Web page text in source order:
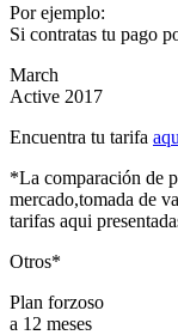
Por ejemplo:
Si contratas tu pago
March
Active 2017
Encuentra tu tarifa
*La comparación de
mercado,tomada de
tarifas aqui
Otros*
Plan forzoso
a 12 meses